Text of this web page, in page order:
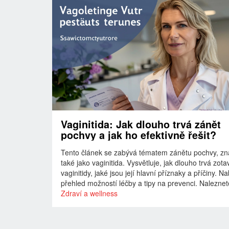
Vaginitida: Jak dlouho trvá zánět
pochvy a jak ho efektivně řešit?
Tento článek se zabývá tématem zánětu pochvy,
také jako vaginitida. Vysvětluje, jak dlouho trvá
vaginitidy, jaké jsou její hlavní příznaky a příčiny.
přehled možností léčby a tipy na prevenci.
užitečné informace, které pomohou pochopit, jak se
Zdraví a wellness